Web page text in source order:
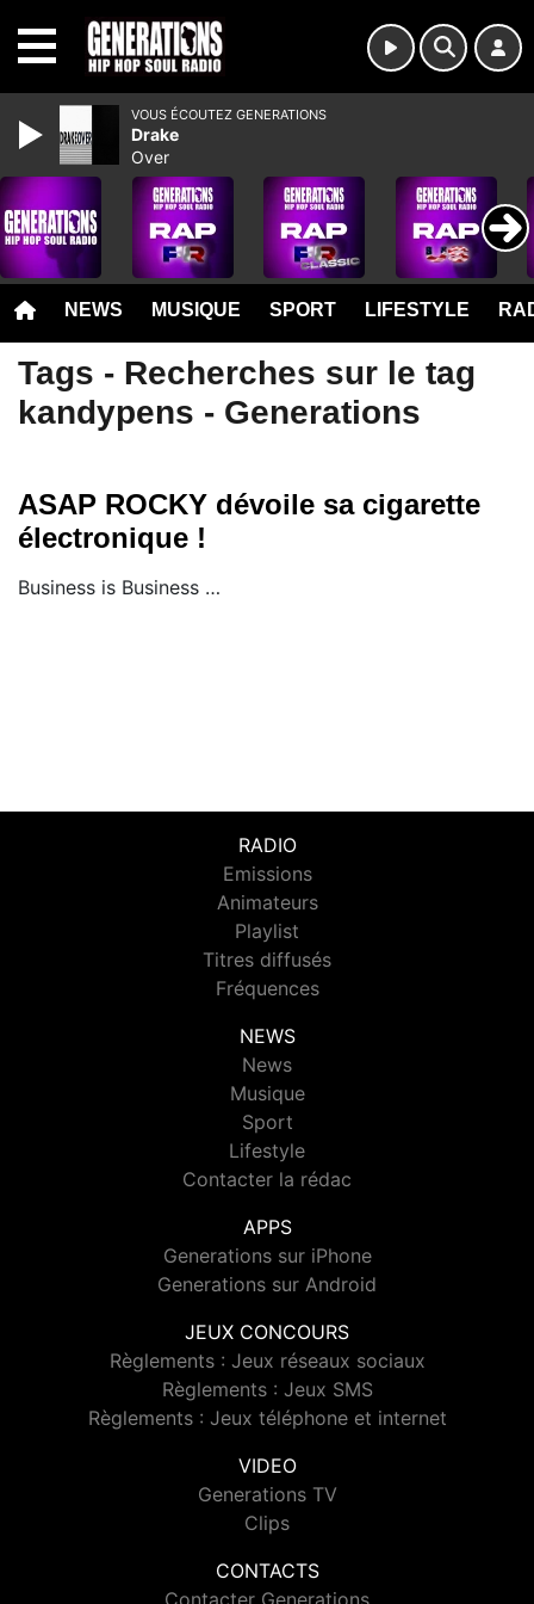
NEWS MUSIQUE SPORT LIFESTYLE
Tags - Recherches sur le tag
kandypens - Generations
ASAP ROCKY dévoile sa cigarette
électronique !
Business is Business …
RADIO
Emissions
Animateurs
Playlist
Titres diffusés
Fréquences
NEWS
News
Musique
Sport
Lifestyle
Contacter la rédac
APPS
Generations sur iPhone
Generations sur Android
JEUX CONCOURS
Règlements : Jeux réseaux sociaux
Règlements : Jeux SMS
Règlements : Jeux téléphone et internet
VIDEO
Generations TV
Clips
CONTACTS
VOUS ÉCOUTEZ GENERATIONS
Drake
Over